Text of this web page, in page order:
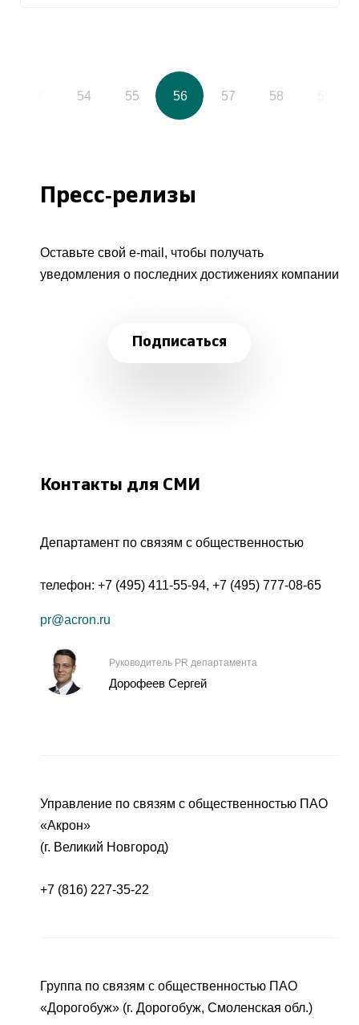
54 55 56 57 58
Пресс-релизы
Оставьте свой e-mail, чтобы получать
уведомления о последних достижениях компании
Подписаться
Контакты для СМИ
Департамент по связям с общественностью
телефон: +7 (495) 411-55-94, +7 (495) 777-08-65
pr@acron.ru
Руководитель PR департамента
Дорофеев Сергей
Управление по связям с общественностью ПАО
«Акрон»
(г. Великий Новгород)
+7 (816) 227-35-22
Группа по связям с общественностью ПАО
«Дорогобуж» (г. Дорогобуж, Смоленская обл.)